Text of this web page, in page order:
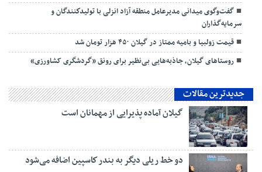
گفت‌وگوی میدانی مدیرعامل منطقه آزاد انزلی با تولیدكنندگان و
سرمایه‌گذاران
قیمت زولبیا و بامیه ممتاز در گیلان ۴۵۰ هزار تومان شد
روستاهای گیلان، جاذبه‌هایی بی‌نظیر برای رونق «گردشگری کشاورزی»
جدیدترین مقالات
گیلان آماده پذیرایی‌ از مهمانان است
دو خط ریلی دیگر به بندر كاسپین اضافه می‌شود